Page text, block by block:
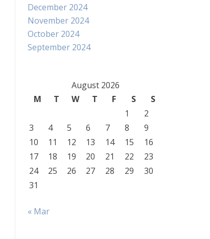
December 2024
November 2024
October 2024
September 2024
August 2026
M
T W T F S
S
1
2
3
4 5 6 7 8
9
10
11 12 13 14 15
16
17
18 19 20 21 22
23
24
25 26 27 28 29
30
31
« Mar